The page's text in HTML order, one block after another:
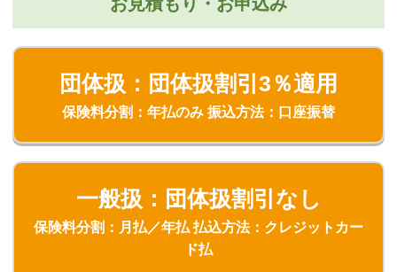
団体扱：団体扱割引3％適用
保険料分割：年払のみ 振込方法：口座振替
一般扱：団体扱割引なし
保険料分割：月払／年払 払込方法：クレジットカー
ド払